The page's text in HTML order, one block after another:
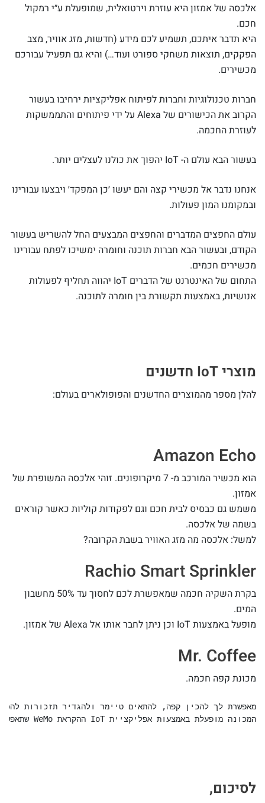
אלכסה של אמזון היא עוזרת וירטואלית, שמופעלת ע״י רמקול
חכם.
היא תדבר איתכם, תשמיע לכם מידע (חדשות, מזג אוויר, מצב
הפקקים, תוצאות משחקי ספורט ועוד…) והיא גם תפעיל עבורכם
מכשירים.
חברות טכנולוגיות וחברות לפיתוח אפליקציות ירחיבו בעשור
הקרוב את הכישורים של Alexa על ידי פיתוחים והתממשקות
לעוזרת החכמה.
בעשור הבא עולם ה- IoT יהפוך את כולנו לעצלים יותר.
אנחנו נדבר אל מכשירי קצה והם יעשו ׳כן המפקד׳ ויבצעו עבורינו
ובמקומנו המון פעולות.
עולם החפצים המדברים והחפצים המבצעים החל להשריש בעשור
הקודם, ובעשור הבא חברות תוכנה וחומרה ימשיכו לפתח עבורינו
מכשירים חכמים.
התחום של האינטרנט של הדברים IoT יהווה תחליף לפעולות
אנושיות, באמצעות תקשורת בין חומרה לתוכנה.
מוצרי IoT חדשנים
להלן מספר מהמוצרים החדשנים והפופולארים בעולם:
Amazon Echo
הוא מכשיר המורכב מ- 7 מיקרופונים. זוהי אלכסה המשופרת של
אמזון.
משמש גם כבסיס לבית חכם וגם לפקודות קוליות כאשר קוראים
בשמה של אלכסה.
למשל: אלכסה מה מזג האוויר בשבת הקרובה?
Rachio Smart Sprinkler
בקרת השקיה חכמה שמאפשרת לכם לחסוך עד 50% מחשבון
המים.
מופעל באמצעות IoT וכן ניתן לחבר אותו אל Alexa של אמזון.
Mr. Coffee
מכונת קפה חכמה.
המכונה מופעלת באמצעות אפליקציית IoT ההקראת WeMo שתאפשר לכם להכין קפה ממכשיר הסמרטפון שלכם.
לסיכום,